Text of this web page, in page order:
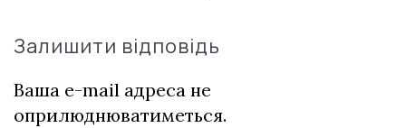
Залишити відповідь
Ваша e-mail адреса не
оприлюднюватиметься.